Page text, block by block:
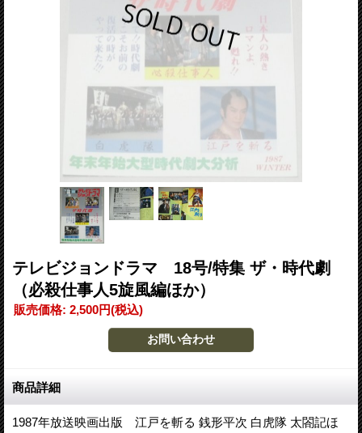
テレビジョンドラマ 18号/特集 ザ・時代劇
（必殺仕事人5旋風編ほか）
販売価格: 2,500円(税込)
商品詳細
1987年放送映画出版 江戸を斬る 銭形平次 白虎隊 太閤記ほ